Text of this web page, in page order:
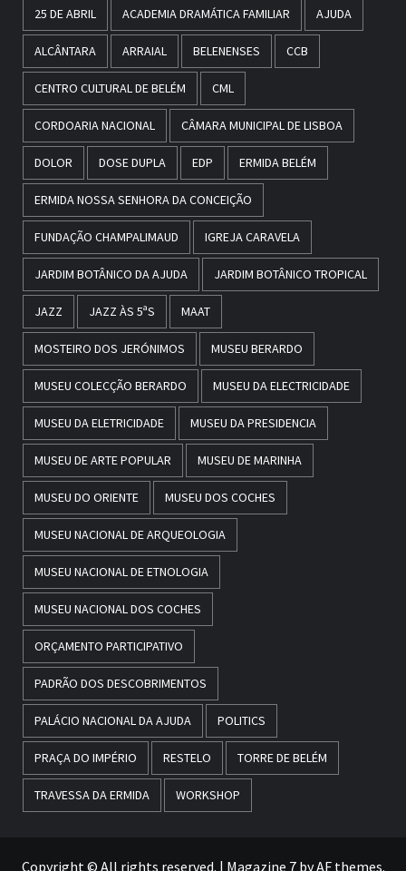
25 DE ABRIL ACADEMIA DRAMÁTICA FAMILIAR AJUDA
ALCÂNTARA ARRAIAL BELENENSES CCB
CENTRO CULTURAL DE BELÉM CML
CORDOARIA NACIONAL CÂMARA MUNICIPAL DE LISBOA
DOLOR DOSE DUPLA EDP ERMIDA BELÉM
ERMIDA NOSSA SENHORA DA CONCEIÇÃO
FUNDAÇÃO CHAMPALIMAUD IGREJA CARAVELA
JARDIM BOTÂNICO DA AJUDA JARDIM BOTÂNICO TROPICAL
JAZZ JAZZ ÀS 5ªS MAAT
MOSTEIRO DOS JERÓNIMOS MUSEU BERARDO
MUSEU COLECÇÃO BERARDO MUSEU DA ELECTRICIDADE
MUSEU DA ELETRICIDADE MUSEU DA PRESIDENCIA
MUSEU DE ARTE POPULAR MUSEU DE MARINHA
MUSEU DO ORIENTE MUSEU DOS COCHES
MUSEU NACIONAL DE ARQUEOLOGIA
MUSEU NACIONAL DE ETNOLOGIA
MUSEU NACIONAL DOS COCHES
ORÇAMENTO PARTICIPATIVO
PADRÃO DOS DESCOBRIMENTOS
PALÁCIO NACIONAL DA AJUDA POLITICS
PRAÇA DO IMPÉRIO RESTELO TORRE DE BELÉM
TRAVESSA DA ERMIDA WORKSHOP
Copyright © All rights reserved. | Magazine 7by AF themes.